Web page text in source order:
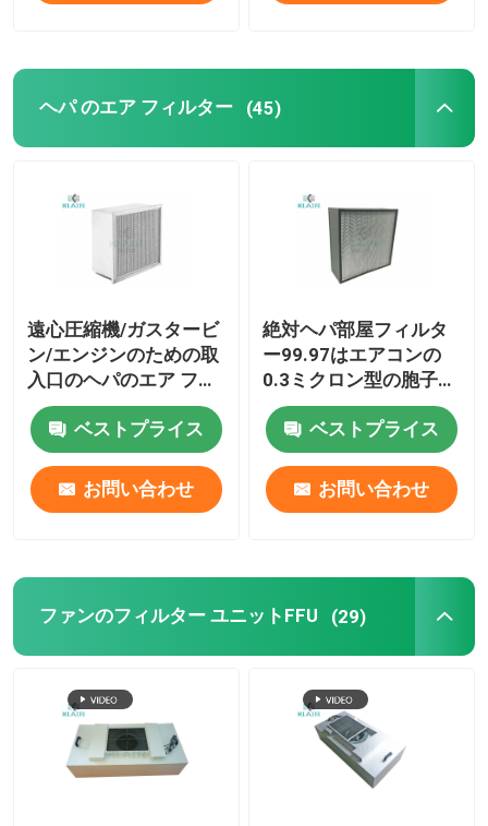
ヘパ のエア フィルター (45)
遠心圧縮機/ガスタービ
ン/エンジンのための取
入口のヘパのエア フィ
ルター
ベストプライス
お問い合わせ
絶対ヘパ部屋フィルタ
ー99.97はエアコンの
0.3ミクロン型の胞子を
取除きます
ベストプライス
お問い合わせ
ファンのフィルター ユニットFFU (29)